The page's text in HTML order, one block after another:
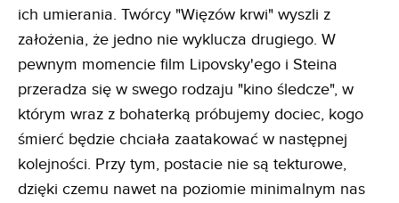
ich umierania. Twórcy "Więzów krwi" wyszli z
założenia, że jedno nie wyklucza drugiego. W
pewnym momencie film Lipovsky'ego i Steina
przeradza się w swego rodzaju "kino śledcze", w
którym wraz z bohaterką próbujemy dociec, kogo
śmierć będzie chciała zaatakować w następnej
kolejności. Przy tym, postacie nie są tekturowe,
dzięki czemu nawet na poziomie minimalnym nas